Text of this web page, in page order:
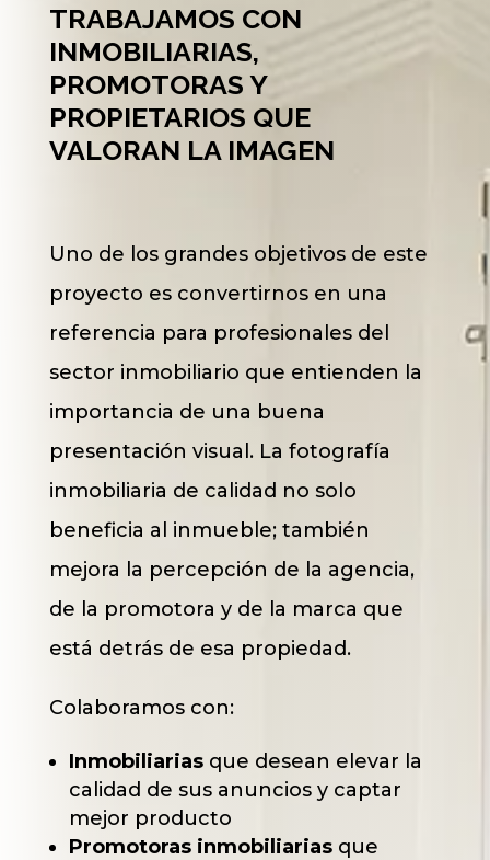
TRABAJAMOS CON
INMOBILIARIAS,
PROMOTORAS Y
PROPIETARIOS QUE
VALORAN LA IMAGEN
Uno de los grandes objetivos de este
proyecto es convertirnos en una
referencia para profesionales del
sector inmobiliario que entienden la
importancia de una buena
presentación visual. La fotografía
inmobiliaria de calidad no solo
beneficia al inmueble; también
mejora la percepción de la agencia,
de la promotora y de la marca que
está detrás de esa propiedad.
Colaboramos con:
Inmobiliariasque desean elevar la
calidad de sus anuncios y captar
mejor producto
Promotoras inmobiliariasque